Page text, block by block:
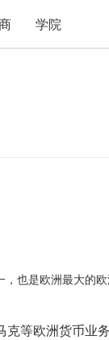
学院
也是欧洲最大的欧
等欧洲货币业